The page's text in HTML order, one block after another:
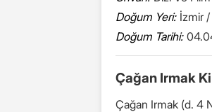
Doğum Yeri: İzmir
Doğum Tarihi:
Çağan Irmak
Çağan Irmak (d. 4